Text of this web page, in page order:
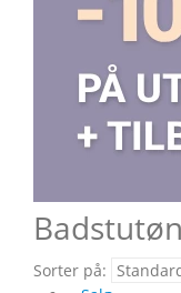
Sorter på: